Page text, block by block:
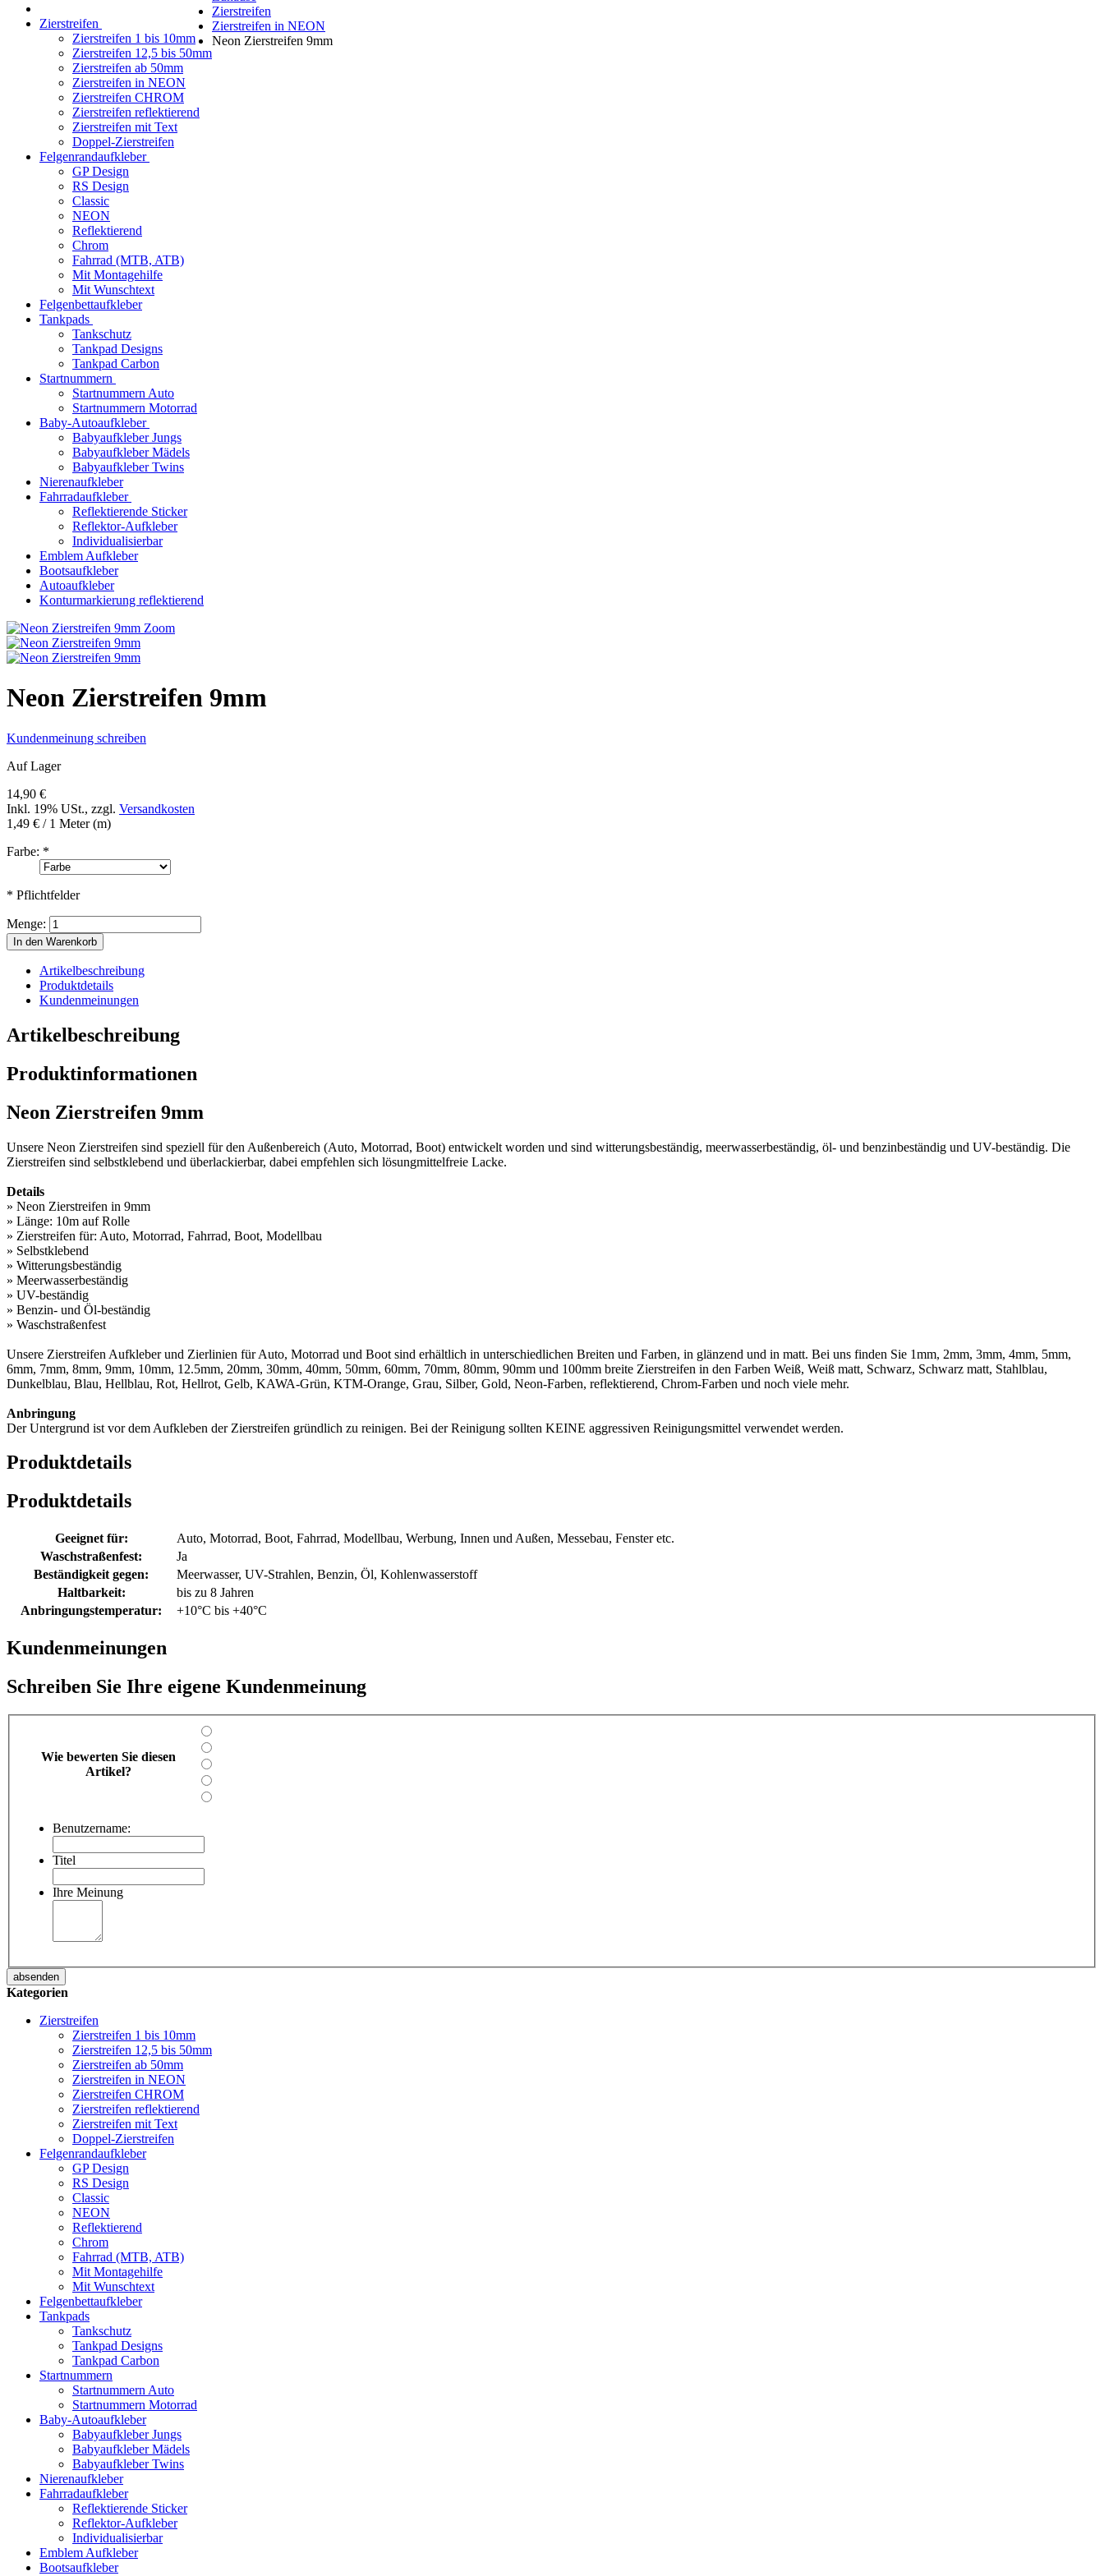
Zierstreifen
Zierstreifen 1 bis 10mm
Zierstreifen 12,5 bis 50mm
Zierstreifen ab 50mm
Zierstreifen in NEON
Zierstreifen CHROM
Zierstreifen reflektierend
Zierstreifen mit Text
Doppel-Zierstreifen
Felgenrandaufkleber
GP Design
RS Design
Classic
NEON
Reflektierend
Chrom
Fahrrad (MTB, ATB)
Mit Montagehilfe
Mit Wunschtext
Felgenbettaufkleber
Tankpads
Tankschutz
Tankpad Designs
Tankpad Carbon
Startnummern
Startnummern Auto
Startnummern Motorrad
Baby-Autoaufkleber
Babyaufkleber Jungs
Babyaufkleber Mädels
Babyaufkleber Twins
Nierenaufkleber
Fahrradaufkleber
Reflektierende Sticker
Reflektor-Aufkleber
Individualisierbar
Emblem Aufkleber
Bootsaufkleber
Autoaufkleber
Konturmarkierung reflektierend
Zierstreifen
Zierstreifen in NEON
Neon Zierstreifen 9mm
Zoom
Neon Zierstreifen 9mm
Kundenmeinung schreiben
Auf Lager
14,90 €
Inkl. 19% USt., zzgl. Versandkosten
1,49 € / 1 Meter (m)
Farbe: *
* Pflichtfelder
Menge:
In den Warenkorb
Artikelbeschreibung
Produktdetails
Kundenmeinungen
Artikelbeschreibung
Produktinformationen
Neon Zierstreifen 9mm
Unsere Neon Zierstreifen sind speziell für den Außenbereich (Auto, Motorrad, Boot) entwickelt worden und sind witterungsbeständig, meerwasserbeständig, öl- und benzinbeständig und UV-beständig. Die
Zierstreifen sind selbstklebend und überlackierbar, dabei empfehlen sich lösungmittelfreie Lacke.
Details
» Neon Zierstreifen in 9mm
» Länge: 10m auf Rolle
» Zierstreifen für: Auto, Motorrad, Fahrrad, Boot, Modellbau
» Selbstklebend
» Witterungsbeständig
» Meerwasserbeständig
» UV-beständig
» Benzin- und Öl-beständig
» Waschstraßenfest
Unsere Zierstreifen Aufkleber und Zierlinien für Auto, Motorrad und Boot sind erhältlich in unterschiedlichen Breiten und Farben, in glänzend und in matt. Bei uns finden Sie 1mm, 2mm, 3mm, 4mm, 5mm,
6mm, 7mm, 8mm, 9mm, 10mm, 12.5mm, 20mm, 30mm, 40mm, 50mm, 60mm, 70mm, 80mm, 90mm und 100mm breite Zierstreifen in den Farben Weiß, Weiß matt, Schwarz, Schwarz matt, Stahlblau,
Dunkelblau, Blau, Hellblau, Rot, Hellrot, Gelb, KAWA-Grün, KTM-Orange, Grau, Silber, Gold, Neon-Farben, reflektierend, Chrom-Farben und noch viele mehr.
Anbringung
Der Untergrund ist vor dem Aufkleben der Zierstreifen gründlich zu reinigen. Bei der Reinigung sollten KEINE aggressiven Reinigungsmittel verwendet werden.
Produktdetails
Produktdetails
Geeignet für:
Auto, Motorrad, Boot, Fahrrad, Modellbau, Werbung, Innen und Außen, Messebau, Fenster etc.
Waschstraßenfest:
Ja
Beständigkeit gegen:
Meerwasser, UV-Strahlen, Benzin, Öl, Kohlenwasserstoff
Haltbarkeit:
bis zu 8 Jahren
Anbringungstemperatur:
+10°C bis +40°C
Kundenmeinungen
Schreiben Sie Ihre eigene Kundenmeinung
Wie bewerten Sie diesen
Artikel?
Benutzername:
Titel
Ihre Meinung
absenden
Kategorien
Zierstreifen
Zierstreifen 1 bis 10mm
Zierstreifen 12,5 bis 50mm
Zierstreifen ab 50mm
Zierstreifen in NEON
Zierstreifen CHROM
Zierstreifen reflektierend
Zierstreifen mit Text
Doppel-Zierstreifen
Felgenrandaufkleber
GP Design
RS Design
Classic
NEON
Reflektierend
Chrom
Fahrrad (MTB, ATB)
Mit Montagehilfe
Mit Wunschtext
Felgenbettaufkleber
Tankpads
Tankschutz
Tankpad Designs
Tankpad Carbon
Startnummern
Startnummern Auto
Startnummern Motorrad
Baby-Autoaufkleber
Babyaufkleber Jungs
Babyaufkleber Mädels
Babyaufkleber Twins
Nierenaufkleber
Fahrradaufkleber
Reflektierende Sticker
Reflektor-Aufkleber
Individualisierbar
Emblem Aufkleber
Bootsaufkleber